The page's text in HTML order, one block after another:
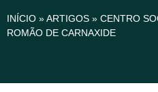
INÍCIO »ARTIGOS » CENTRO
ROMÃO DE CARNAXIDE